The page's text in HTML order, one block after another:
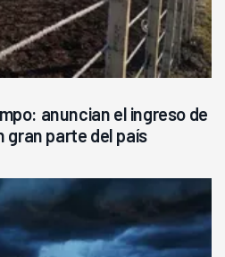
anuncian el ingreso de
gran parte del país